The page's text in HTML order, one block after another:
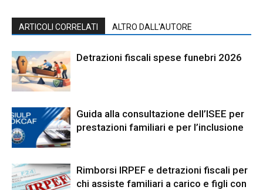
ARTICOLI CORRELATI ALTRO DALL'AUTORE
Detrazioni fiscali spese funebri 2026
Guida alla consultazione dell’ISEE per
prestazioni familiari e per l’inclusione
Rimborsi IRPEF e detrazioni fiscali per
chi assiste familiari a carico e figli con